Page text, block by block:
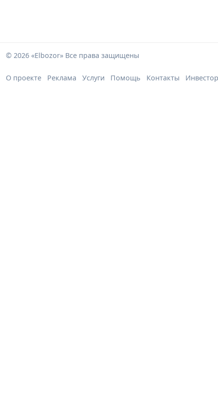
© 2026 «Elbozor» Все права защищены
О проекте Реклама Услуги Помощь Контакты